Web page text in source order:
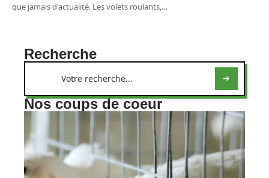
que jamais d'actualité. Les volets roulants,…
Recherche
Nos coups de coeur